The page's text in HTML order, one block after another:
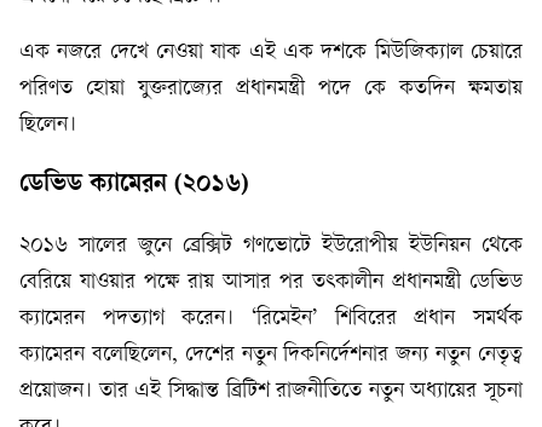
এক নজরে দেখে নেওয়া যাক এই এক দশকে মিউজিক্যাল চেয়ারে
পরিণত হোয়া যুক্তরাজ্যের প্রধানমন্ত্রী পদে কে কতদিন ক্ষমতায়
ছিলেন।
ডেভিড ক্যামেরন (২০১৬)
২০১৬ সালের জুনে ব্রেক্সিট গণভোটে ইউরোপীয় ইউনিয়ন থেকে
বেরিয়ে যাওয়ার পক্ষে রায় আসার পর তৎকালীন প্রধানমন্ত্রী ডেভিড
ক্যামেরন পদত্যাগ করেন। ‘রিমেইন’ শিবিরের প্রধান সমর্থক
ক্যামেরন বলেছিলেন, দেশের নতুন দিকনির্দেশনার জন্য নতুন নেতৃত্ব
প্রয়োজন। তার এই সিদ্ধান্ত ব্রিটিশ রাজনীতিতে নতুন অধ্যায়ের সূচনা